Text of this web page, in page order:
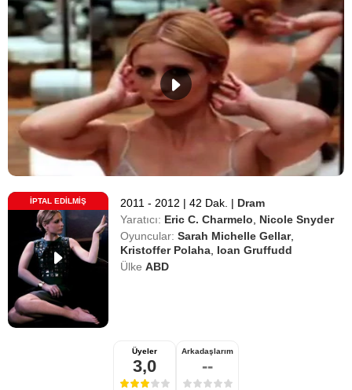
İPTAL EDILMIŞ 2011 - 2012 | 42 Dak. | Dram
Yaratıcı: Eric C. Charmelo
Nicole Snyder
Oyuncular: Sarah Michelle Gellar,
Kristoffer Polaha Ioan Gruffudd
Ülke ABD
Üyeler
3,0
Arkadaşlarım
--